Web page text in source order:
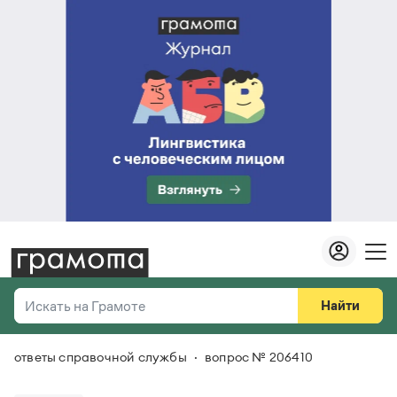
Искать на Грамоте
Справочная служба
Найти
Везде
ответы справочной службы вопрос № 206410